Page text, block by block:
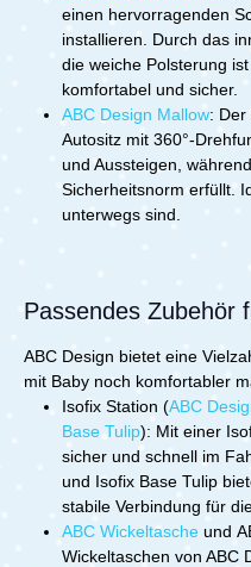
einen hervorragenden
installieren. Durch das
die weiche Polsterung
komfortabel und sicher.
ABC Design Mallow: Der
Autositz mit 360°-
und Aussteigen,
Sicherheitsnorm erfüllt.
unterwegs sind.
Passendes Zubehör
ABC Design bietet eine
mit Baby noch komfortabler
Isofix Station (ABC
Base Tulip): Mit einer
sicher und schnell im
und Isofix Base Tulip
stabile Verbindung für
ABC Wickeltasche und
Wickeltaschen von ABC